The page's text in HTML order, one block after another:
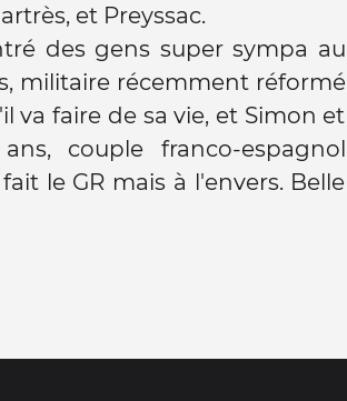
et Preyssac.
des gens super sympa au
militaire récemment réformé
va faire de sa vie, et Simon et
couple franco-espagnol
le GR mais à l'envers. Belle